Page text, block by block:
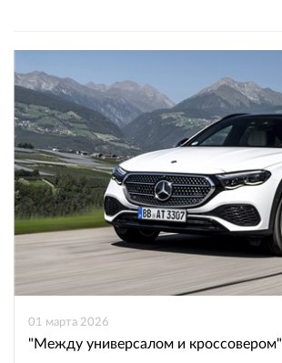
01 марта 2026
"Между универсалом и кроссовером"